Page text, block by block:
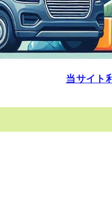
当サイト